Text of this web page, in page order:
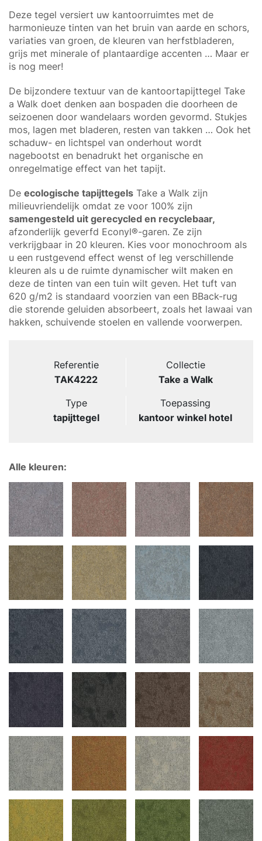
Deze tegel versiert uw kantoorruimtes met de
harmonieuze tinten van het bruin van aarde en schors,
variaties van groen, de kleuren van herfstbladeren,
grijs met minerale of plantaardige accenten … Maar er
is nog meer!
De bijzondere textuur van de kantoortapijttegel Take
a Walk doet denken aan bospaden die doorheen de
seizoenen door wandelaars worden gevormd. Stukjes
mos, lagen met bladeren, resten van takken … Ook het
schaduw- en lichtspel van onderhout wordt
nagebootst en benadrukt het organische en
onregelmatige effect van het tapijt.
De ecologische tapijttegels Take a Walk zijn
milieuvriendelijk omdat ze voor 100% zijn
samengesteld uit gerecycled en recyclebaar,
afzonderlijk geverfd Econyl®-garen. Ze zijn
verkrijgbaar in 20 kleuren. Kies voor monochroom als
u een rustgevend effect wenst of leg verschillende
kleuren als u de ruimte dynamischer wilt maken en
deze de tinten van een tuin wilt geven. Het tuft van
620 g/m2 is standaard voorzien van een BBack-rug
die storende geluiden absorbeert, zoals het lawaai van
hakken, schuivende stoelen en vallende voorwerpen.
Referentie
TAK4222
Collectie
Take a Walk
Type
tapijttegel
Toepassing
kantoor winkel hotel
Alle kleuren: